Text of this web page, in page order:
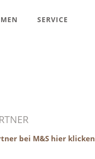
SERVICE
bei M&S hier klicken